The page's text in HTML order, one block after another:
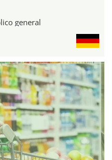
general